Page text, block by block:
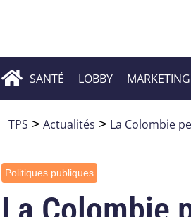
SANTÉ LOBBY MARKETING
TPS > Actualités > La Colombie
Politiques publiques